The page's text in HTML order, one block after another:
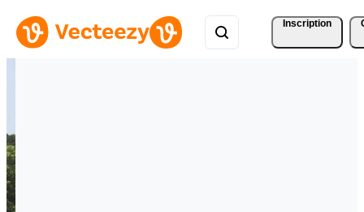
Inscription